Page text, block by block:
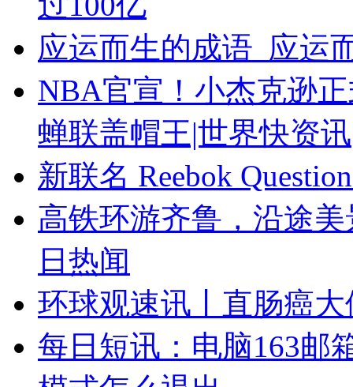
应运而生的成语_应运
NBA官宣！小杰克逊
蝉联盖帽王|世界快资讯
新联名 Reebok
高铁环游齐鲁，沿途
日热闻
环球观速讯丨直肠癌
每日短讯：电脑163邮